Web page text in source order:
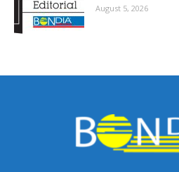
August 5, 2026